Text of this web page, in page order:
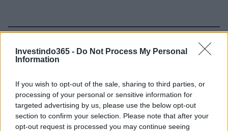
Investindo365 - Do Not Process My Personal
Information
If you wish to opt-out of the sale, sharing to third parties, or
processing of your personal or sensitive information for
targeted advertising by us, please use the below opt-out
section to confirm your selection. Please note that after your
opt-out request is processed you may continue seeing
Continue lendo